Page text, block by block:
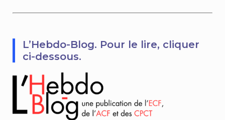
L’Hebdo-Blog. Pour le lire, cliquer
ci-dessous.